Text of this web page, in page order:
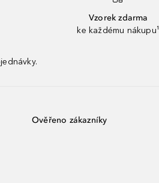
Vzorek zdarma
ke každému nákupu¹
Ověřeno zákazníky